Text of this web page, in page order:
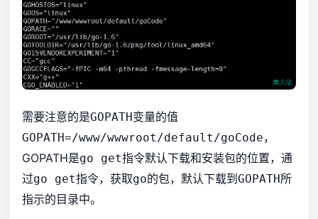
需要注意的是GOPATH变量的值
GOPATH=/www/wwwroot/default/goCode，
GOPATH是go get指令默认下载和安装包的位置，通
过go get指令，获取go的包，默认下载到GOPATH所
指示的目录中。